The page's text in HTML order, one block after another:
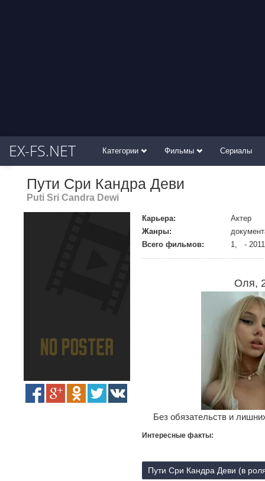
EX-FS.NET Категории Фильмы Сериалы
Пути Сри Кандра Деви
Puti Sri Candra Dewi
Карьера:
Актер
Жанры:
Всего фильмов:
1, - 2011
Оля,
Без обязательств и
Интересные факты:
Пути Сри Кандра Деви (в